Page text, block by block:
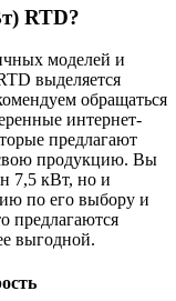
RTD?
моделей и
выделяется
обращаться
интернет-
предлагают
продукцию. Вы
7,5 кВт, но и
по его выбору и
предлагаются
выгодной.